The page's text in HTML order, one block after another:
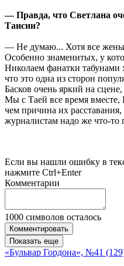
— Правда, что Светлана
Таисии?
— Не думаю... Хотя все
Особенно знаменитых, у
Николаем фанатки табунами
что это одна из сторон
Басков очень яркий на
Мы с Таей все время
чем причина их
журналистам надо же что-то
Если вы нашли ошибку в
нажмите Ctrl+Enter
Комментарии
1000 символов осталось
Комментировать
Показать еще
«Бульвар Гордона», №41